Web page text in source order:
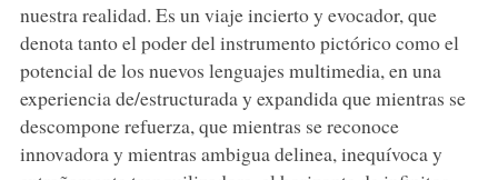
nuestra realidad. Es un viaje incierto y evocador, que
denota tanto el poder del instrumento pictórico como el
potencial de los nuevos lenguajes multimedia, en una
experiencia de/estructurada y expandida que mientras se
descompone refuerza, que mientras se reconoce
innovadora y mientras ambigua delinea, inequívoca y